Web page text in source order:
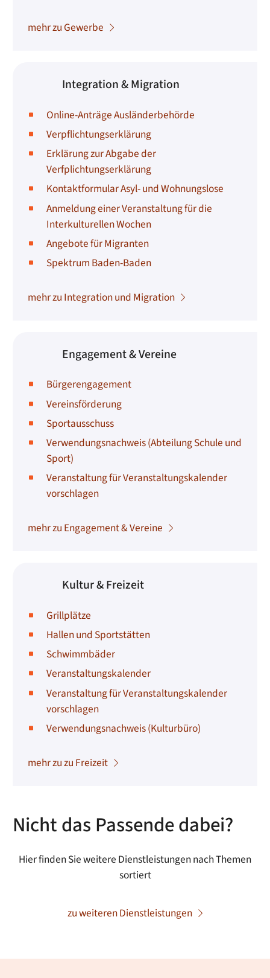
mehr zu Gewerbe
Integration & Migration
Online-Anträge Ausländerbehörde
Verpflichtungserklärung
Erklärung zur Abgabe der
Verfplichtungserklärung
Kontaktformular Asyl- und Wohnungslose
Anmeldung einer Veranstaltung für die
Interkulturellen Wochen
Angebote für Migranten
Spektrum Baden-Baden
mehr zu Integration und Migration
Engagement & Vereine
Bürgerengagement
Vereinsförderung
Sportausschuss
Verwendungsnachweis (Abteilung Schule und
Sport)
Veranstaltung für Veranstaltungskalender
vorschlagen
mehr zu Engagement & Vereine
Kultur & Freizeit
Grillplätze
Hallen und Sportstätten
Schwimmbäder
Veranstaltungskalender
Veranstaltung für Veranstaltungskalender
vorschlagen
Verwendungsnachweis (Kulturbüro)
mehr zu zu Freizeit
Nicht das Passende dabei?
Hier finden Sie weitere Dienstleistungen nach Themen
sortiert
zu weiteren Dienstleistungen